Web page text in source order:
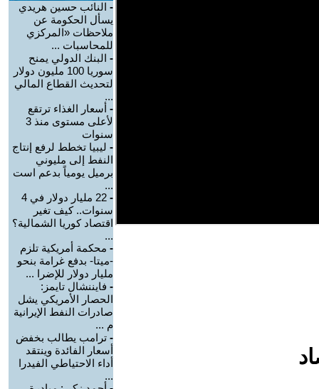
- النائب حسين هريدي
يسأل الحكومة عن
ملاحظات «المركزي
للمحاسبات ...
- البنك الدولي يمنح
سوريا 100 مليون دولار
لتحديث القطاع المالي
...
- أسعار الغذاء ترتقع
لأعلى مستوى منذ 3
سنوات
- ليبيا تخطط لرفع إنتاج
النفط إلى مليوني
برميل يومياً بدعم است
...
-
22 مليار دولار في 4
سنوات.. كيف تغير
اقتصاد كوريا الشمالية؟
...
- محكمة أمريكية تلزم
-ميتا- بدفع غرامة بنحو
مليار دولار للإضرا ...
- فايننشال تايمز:
الحصار الأمريكي يشل
صادرات النفط الإيرانية
م ...
- ترامب يطالب بخفض
أسعار الفائدة وينتقد
أداء الاحتياطي الفيدرا
...